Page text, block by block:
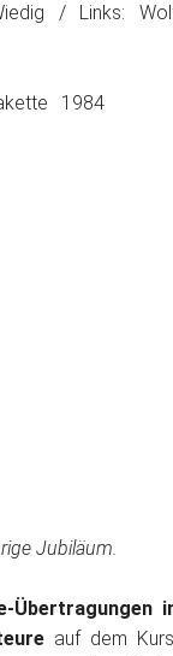
/ Links:
Jubiläum.
Übertragungen
auf dem